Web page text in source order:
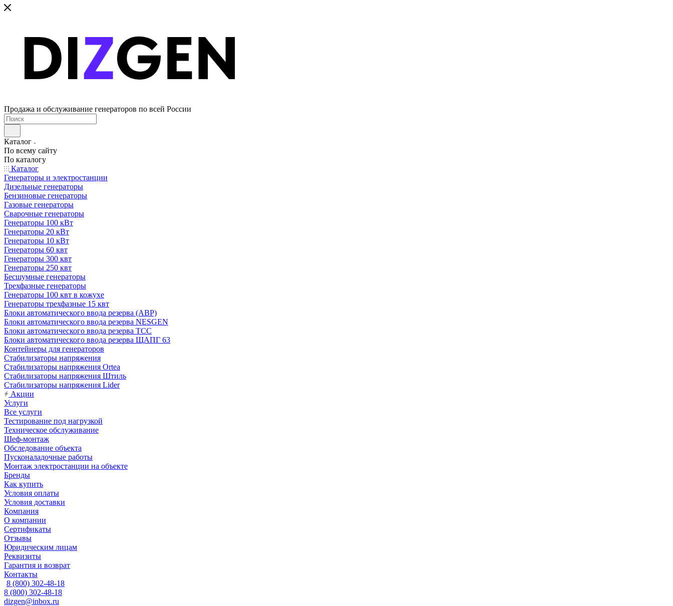
Продажа и обслуживание генераторов по всей России
Каталог
По всему сайту
По каталогу
Каталог
Генераторы и электростанции
Дизельные генераторы
Бензиновые генераторы
Газовые генераторы
Сварочные генераторы
Генераторы 100 кВт
Генераторы 20 кВт
Генераторы 10 кВт
Генераторы 60 квт
Генераторы 300 квт
Генераторы 250 квт
Бесшумные генераторы
Трехфазные генераторы
Генераторы 100 квт в кожухе
Генераторы трехфазные 15 квт
Блоки автоматического ввода резерва (АВР)
Блоки автоматического ввода резерва NESGEN
Блоки автоматического ввода резерва ТСС
Блоки автоматического ввода резерва ЩАПГ 63
Контейнеры для генераторов
Стабилизаторы напряжения
Стабилизаторы напряжения Ortea
Стабилизаторы напряжения Штиль
Стабилизаторы напряжения Lider
Акции
Услуги
Все услуги
Тестирование под нагрузкой
Техническое обслуживание
Шеф-монтаж
Обследование объекта
Пусконаладочные работы
Монтаж электростанции на объекте
Бренды
Как купить
Условия оплаты
Условия доставки
Компания
О компании
Сертификаты
Отзывы
Юридическим лицам
Реквизиты
Гарантия и возврат
Контакты
8 (800) 302-48-18
8 (800) 302-48-18
dizgen@inbox.ru